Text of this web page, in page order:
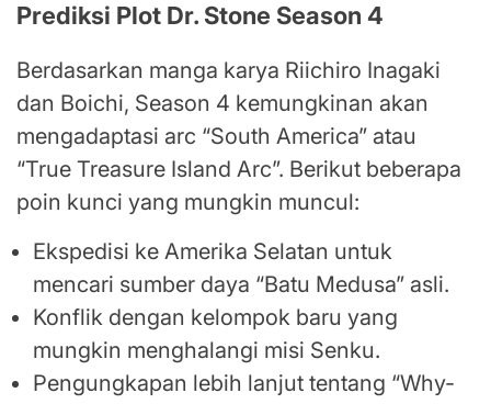
Prediksi Plot Dr. Stone Season 4
Berdasarkan manga karya Riichiro Inagaki
dan Boichi, Season 4 kemungkinan akan
mengadaptasi arc “South America” atau
“True Treasure Island Arc”. Berikut beberapa
poin kunci yang mungkin muncul:
Ekspedisi ke Amerika Selatan untuk
mencari sumber daya “Batu Medusa” asli.
Konflik dengan kelompok baru yang
mungkin menghalangi misi Senku.
Pengungkapan lebih lanjut tentang “Why-